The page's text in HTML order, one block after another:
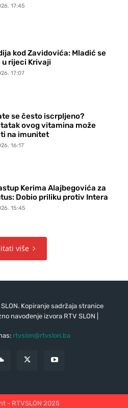
17:45
kod Zavidovića: Mladić se
u rijeci Krivaji
17:07
se često iscrpljeno?
ovog vitamina može
na imunitet
16:17
Kerima Alajbegovića za
Dobio priliku protiv Intera
15:45
više
Kopiranje sadržaja stranice
navođenje izvora RTV SLON |
rtvslon@rtvslon.ba
- RTVSLON 2025